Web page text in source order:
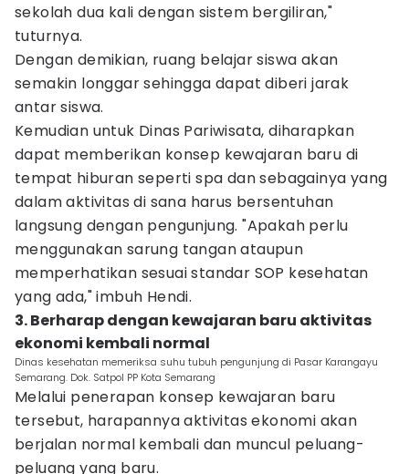
sekolah dua kali dengan sistem bergiliran,"
tuturnya.
Dengan demikian, ruang belajar siswa akan
semakin longgar sehingga dapat diberi jarak
antar siswa.
Kemudian untuk Dinas Pariwisata, diharapkan
dapat memberikan konsep kewajaran baru di
tempat hiburan seperti spa dan sebagainya yang
dalam aktivitas di sana harus bersentuhan
langsung dengan pengunjung. "Apakah perlu
menggunakan sarung tangan ataupun
memperhatikan sesuai standar SOP kesehatan
yang ada," imbuh Hendi.
3. Berharap dengan kewajaran baru aktivitas
ekonomi kembali normal
Dinas kesehatan memeriksa suhu tubuh pengunjung di Pasar Karangayu
Semarang. Dok. Satpol PP Kota Semarang
Melalui penerapan konsep kewajaran baru
tersebut, harapannya aktivitas ekonomi akan
berjalan normal kembali dan muncul peluang-
peluang yang baru.